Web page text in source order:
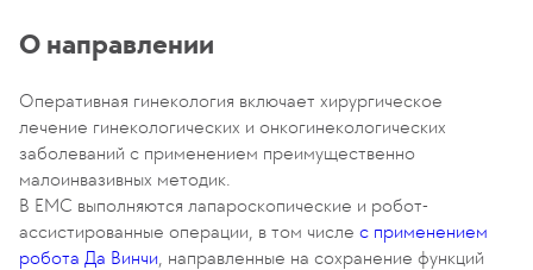
О направлении
Оперативная гинекология включает хирургическое
лечение гинекологических и онкогинекологических
заболеваний с применением преимущественно
малоинвазивных методик.
В EMC выполняются лапароскопические и робот-
ассистированные операции, в том числе с применением
робота Да Винчи, направленные на сохранение функций